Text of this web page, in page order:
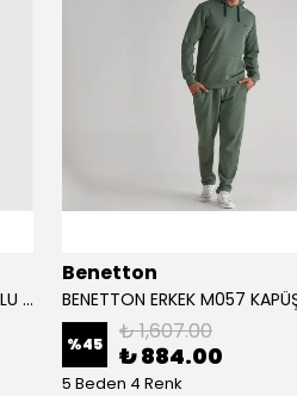
BENETTON ERKEK ECO-RECYLE DOLGULU PUFA YELEK
Benetton
%45 ₺ 1,607.00
₺ 884.00
5 Beden 4 Renk